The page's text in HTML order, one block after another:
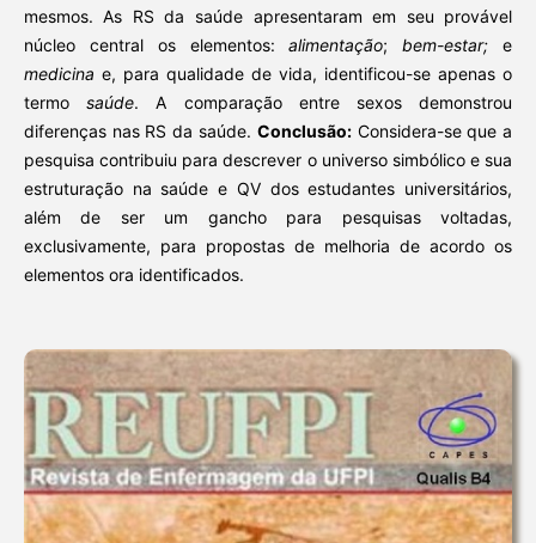
mesmos. As RS da saúde apresentaram em seu provável
núcleo central os elementos:alimentação;bem-estar; e
medicina e, para qualidade de vida, identificou-se apenas o
termosaúde. A comparação entre sexos demonstrou
diferenças nas RS da saúde. Conclusão:Considera-se que a
pesquisa contribuiu para descrever o universo simbólico e sua
estruturação na saúde e QV dos estudantes universitários,
além de ser um gancho para pesquisas voltadas,
exclusivamente, para propostas de melhoria de acordo os
elementos ora identificados.